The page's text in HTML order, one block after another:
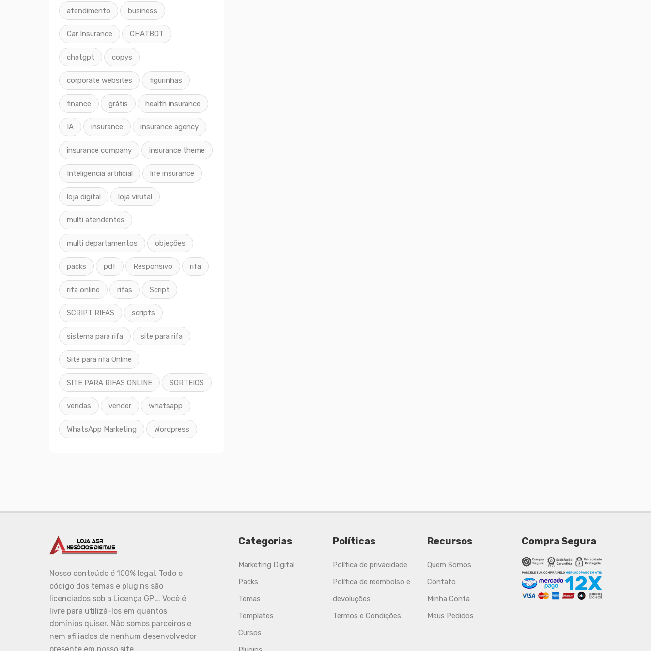
atendimento business
Car Insurance CHATBOT
chatgpt copys
corporate websites figurinhas
finance grátis health insurance
IA insurance insurance agency
insurance company insurance theme
Inteligencia artificial life insurance
loja digital loja virutal
multi atendentes
multi departamentos objeções
packs pdf Responsivo rifa
rifa online rifas Script
SCRIPT RIFAS scripts
sistema para rifa site para rifa
Site para rifa Online
SITE PARA RIFAS ONLINE SORTEIOS
vendas vender whatsapp
WhatsApp Marketing Wordpress
Nosso conteúdo é 100% legal. Todo o
código dos temas e plugins são
licenciados sob a Licença GPL. Você é
livre para utilizá-los em quantos
domínios quiser. Não somos parceiros e
nem afiliados de nenhum desenvolvedor
presente em nosso site.
Categorias
Marketing Digital
Packs
Temas
Templates
Cursos
Políticas
Política de privacidade
Política de reembolso e
devoluções
Termos e Condições
Recursos
Quem Somos
Contato
Minha Conta
Meus Pedidos
Compra Segura